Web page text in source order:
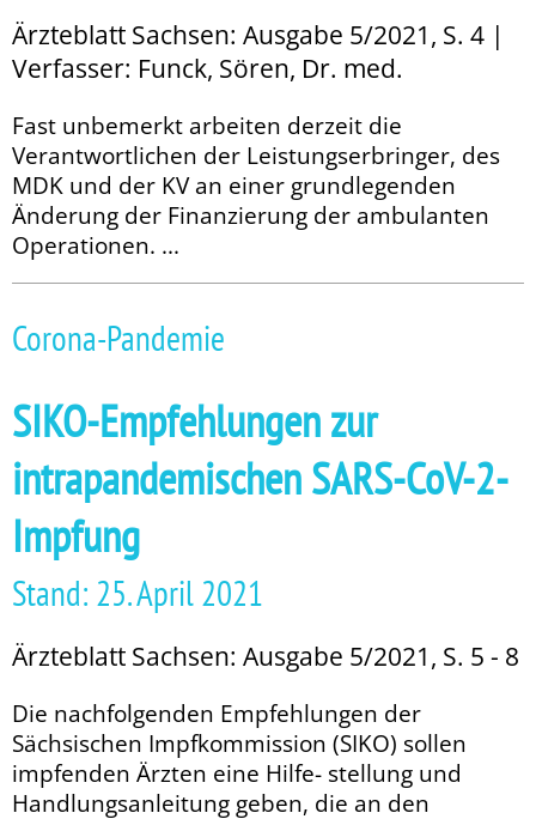
Ärzteblatt Sachsen: Ausgabe 5/2021, S. 4 |
Verfasser: Funck, Sören, Dr. med.
Fast unbemerkt arbeiten derzeit die
Verantwortlichen der Leistungserbringer, des
MDK und der KV an einer grundlegenden
Änderung der Finanzierung der ambulanten
Operationen. ...
Corona-Pandemie
SIKO-Empfehlungen zur
intrapandemischen SARS-CoV-2-
Impfung
Stand: 25. April 2021
Ärzteblatt Sachsen: Ausgabe 5/2021, S. 5 - 8
Die nachfolgenden Empfehlungen der
Sächsischen Impfkommission (SIKO) sollen
impfenden Ärzten eine ­Hilfe­­- stellung und
Handlungsanleitung ge­­ben, die an den